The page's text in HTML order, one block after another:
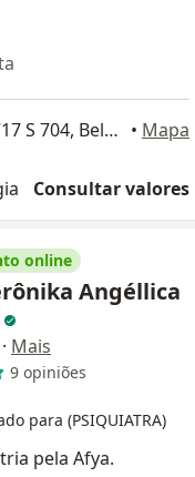
R Bernardo Guimarães, 2717 S 704, Belo Horizonte • Mapa
Consultar valores
online
Angéllica
· Mais
9 opiniões
para (PSIQUIATRA)
pela Afya.